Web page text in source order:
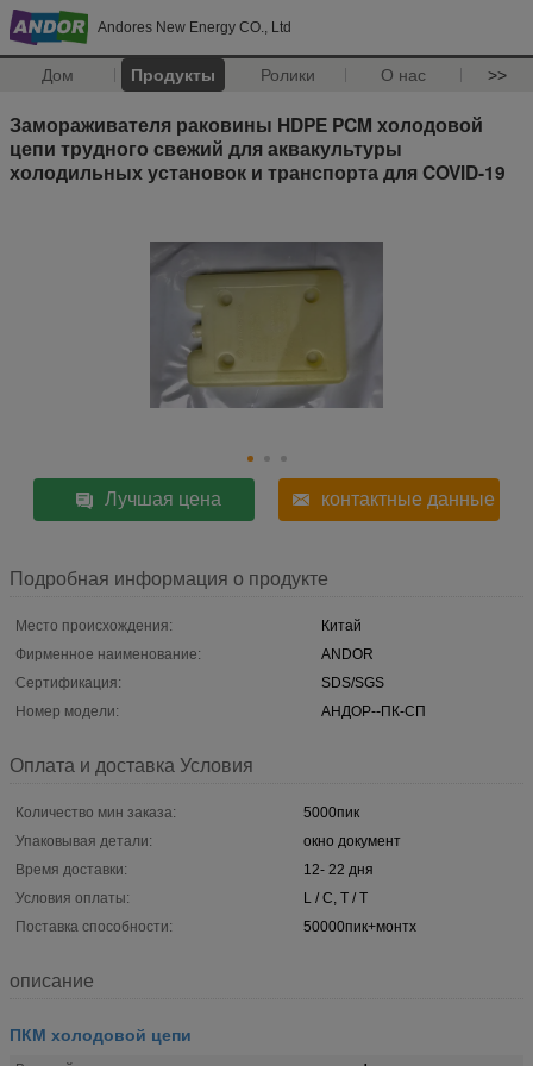
Andores New Energy CO., Ltd
Дом Продукты Ролики О нас >>
Замораживателя раковины HDPE PCM холодовой
цепи трудного свежий для аквакультуры
холодильных установок и транспорта для COVID-19
Лучшая цена контактные данные
Подробная информация о продукте
Место происхождения:
Китай
Фирменное наименование:
ANDOR
Сертификация:
SDS/SGS
Номер модели:
АНДОР--ПК-СП
Оплата и доставка Условия
Количество мин заказа:
5000пик
Упаковывая детали:
окно документ
Время доставки:
12- 22 дня
Условия оплаты:
L / C, T / T
Поставка способности:
50000пик+монтх
описание
ПКМ холодовой цепи